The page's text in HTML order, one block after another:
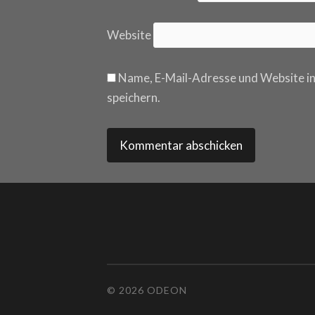
Website
Name, E-Mail-Adresse und Website
speichern.
© 2026 ODEON